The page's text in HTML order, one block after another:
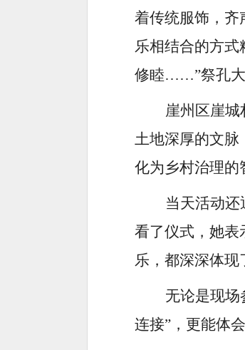
着传统服饰，齐
乐相结合的方式
修睦……”祭孔大
崖州区崖
土地深厚的文脉
化为乡村治理的
当天活动
看了仪式，她表
乐，都深深体现
无论是现
连接”，更能体